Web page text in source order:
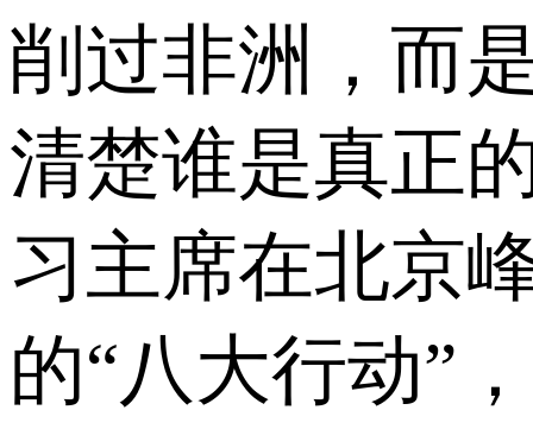
削过非洲，而
清楚谁是真正
习主席在北京
的“八大行动”